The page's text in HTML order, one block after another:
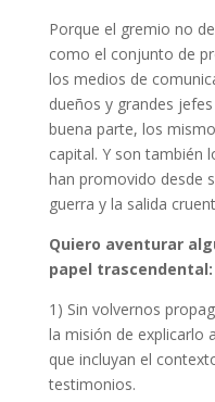
Porque el gremio no
como el conjunto de
los medios de
dueños y grandes
buena parte, los
capital. Y son también
han promovido desde
guerra y la salida
Quiero aventurar
papel trascendental:
1) Sin volvernos
la misión de explicarlo
que incluyan el
testimonios.